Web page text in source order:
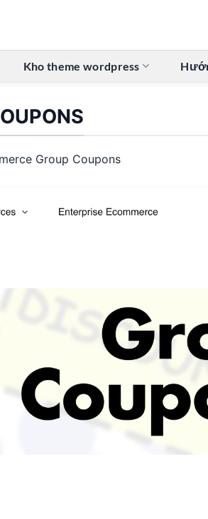
Kho theme wordpress
Group Coupons